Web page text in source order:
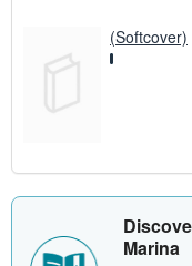
(Softcover)
Marina